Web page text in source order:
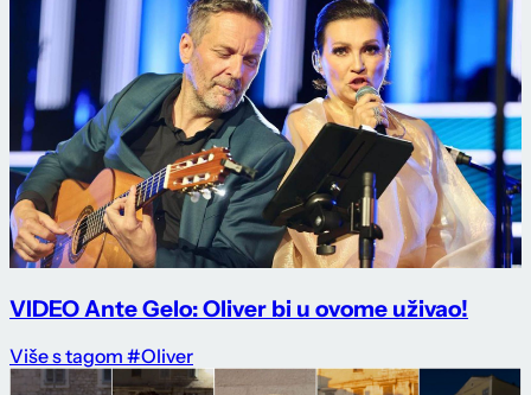
VIDEO Ante Gelo: Oliver bi u ovome uživao!
Više s tagom #Oliver